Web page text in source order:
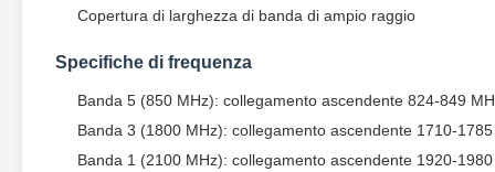
Copertura di larghezza di banda di ampio raggio
Specifiche di frequenza
Banda 5 (850 MHz): collegamento ascendente 824-849
Banda 3 (1800 MHz): collegamento ascendente 1710-
Banda 1 (2100 MHz): collegamento ascendente 1920-